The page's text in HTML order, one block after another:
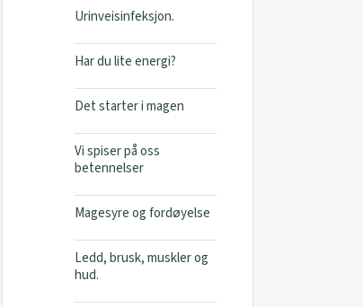
Urinveisinfeksjon.
Har du lite energi?
Det starter i magen
Vi spiser på oss
betennelser
Magesyre og fordøyelse
Ledd, brusk, muskler og
hud.